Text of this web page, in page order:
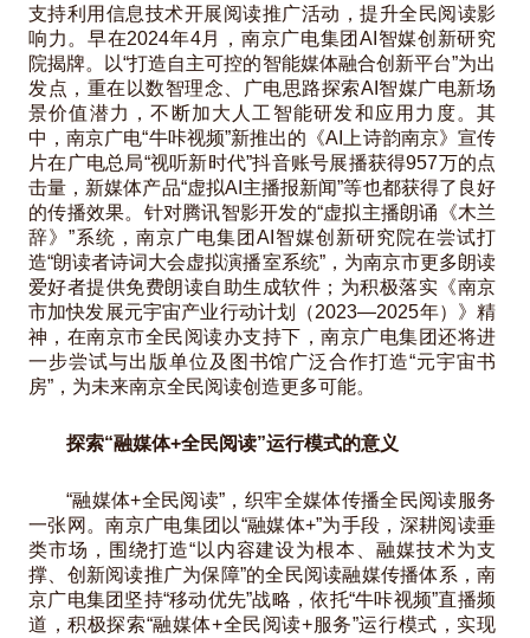
支持利用信息技术开展阅读推广活动，提升全民阅读影
响力。早在2024年4月，南京广电集团AI智媒创新研究
院揭牌。以“打造自主可控的智能媒体融合创新平台”为出
发点，重在以数智理念、广电思路探索AI智媒广电新场
景价值潜力，不断加大人工智能研发和应用力度。其
中，南京广电“牛咔视频”新推出的《AI上诗韵南京》宣传
片在广电总局“视听新时代”抖音账号展播获得957万的点
击量，新媒体产品“虚拟AI主播报新闻”等也都获得了良好
的传播效果。针对腾讯智影开发的“虚拟主播朗诵《木兰
辞》”系统，南京广电集团AI智媒创新研究院在尝试打
造“朗读者诗词大会虚拟演播室系统”，为南京市更多朗读
爱好者提供免费朗读自助生成软件；为积极落实《南京
市加快发展元宇宙产业行动计划（2023—2025年）》精
神，在南京市全民阅读办支持下，南京广电集团还将进
一步尝试与出版单位及图书馆广泛合作打造“元宇宙书
房”，为未来南京全民阅读创造更多可能。
探索“融媒体+全民阅读”运行模式的意义
“融媒体+全民阅读”，织牢全媒体传播全民阅读服务
一张网。南京广电集团以“融媒体+”为手段，深耕阅读垂
类市场，围绕打造“以内容建设为根本、融媒技术为支
撑、创新阅读推广为保障”的全民阅读融媒传播体系，南
京广电集团坚持“移动优先”战略，依托“牛咔视频”直播频
道，积极探索“融媒体+全民阅读+服务”运行模式，实现